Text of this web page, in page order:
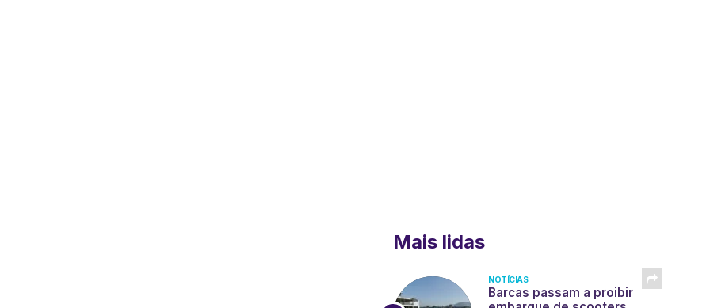
Mais lidas
NOTÍCIAS
Barcas passam a proibir